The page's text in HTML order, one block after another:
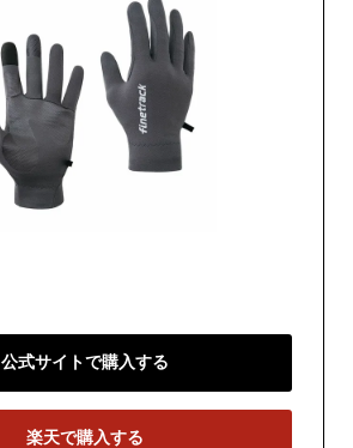
公式サイトで購入する
楽天で購入する